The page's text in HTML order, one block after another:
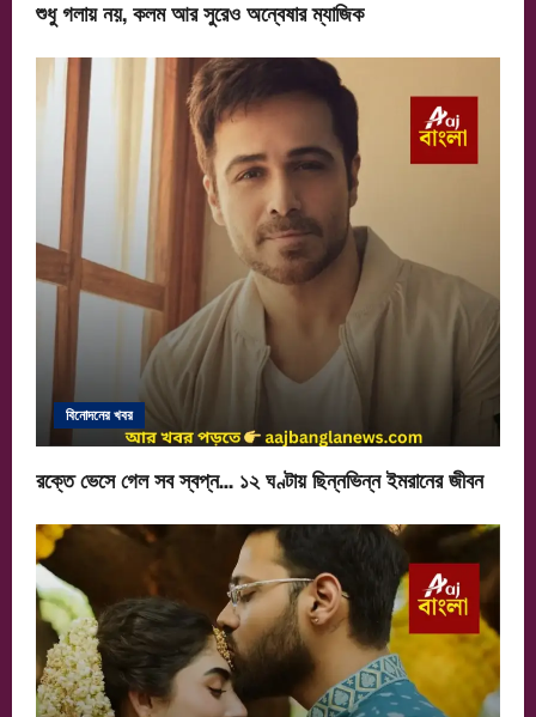
শুধু গলায় নয়, কলম আর সুরেও অন্বেষার ম্যাজিক
বিনোদনের খবর
রক্তে ভেসে গেল সব স্বপ্ন… ১২ ঘণ্টায় ছিন্নভিন্ন ইমরানের জীবন